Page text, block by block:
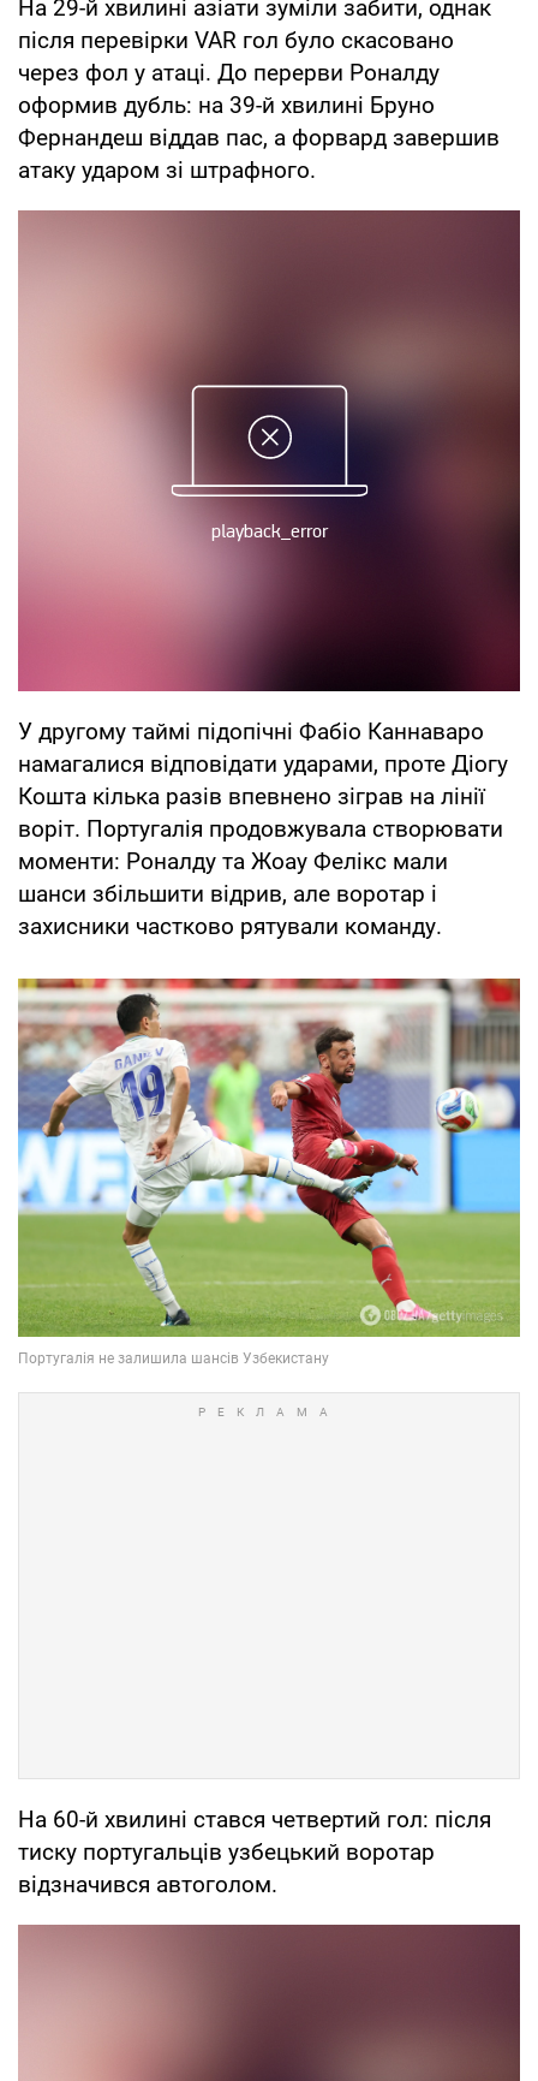
На 29-й хвилині азіати зуміли забити, однак
після перевірки VAR гол було скасовано
через фол у атаці. До перерви Роналду
оформив дубль: на 39-й хвилині Бруно
Фернандеш віддав пас, а форвард завершив
атаку ударом зі штрафного.
У другому таймі підопічні Фабіо Каннаваро
намагалися відповідати ударами, проте Діогу
Кошта кілька разів впевнено зіграв на лінії
воріт. Португалія продовжувала створювати
моменти: Роналду та Жоау Фелікс мали
шанси збільшити відрив, але воротар і
захисники частково рятували команду.
На 60-й хвилині стався четвертий гол: після
тиску португальців узбецький воротар
відзначився автоголом.